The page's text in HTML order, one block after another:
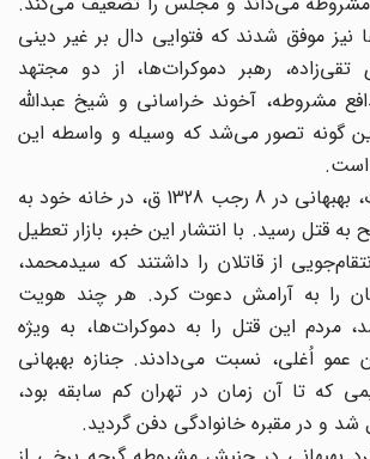
نیز موفق شدند که فتوایی دال بر غیر دینی
رهبر دموکرات‌ها، از دو مجتهد
مشروطه، آخوند خراسانی و شیخ عبدالله
گونه تصور می‌شد که وسیله و واسطه این
در پی همین حوادث، بهبهانی در 8 رجب 1328 ق، در خانه خود به
قتل رسید. با انتشار این خبر، بازار تعطیل
از قاتلان را داشتند که سید‌محمد،
را به آرامش دعوت کرد. هر چند هویت
این قتل را به دموکرات‌ها، به ویژه
اُغلی، نسبت می‌دادند. جنازه بهبهانی
که تا آن زمان در تهران کم سابقه بود،
و در مقبره خانوادگی دفن گردید.